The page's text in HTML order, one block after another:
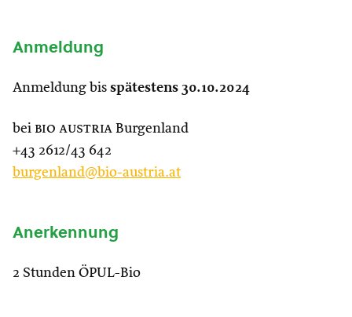
Anmeldung
Anmeldung bis spätestens 30.10.2024
bei bio austria Burgenland
+43 2612/43 642
burgenland@bio-austria.at
Anerkennung
2 Stunden ÖPUL-Bio